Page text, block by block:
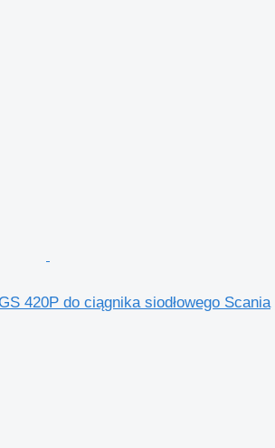
420P do ciągnika siodłowego Scania